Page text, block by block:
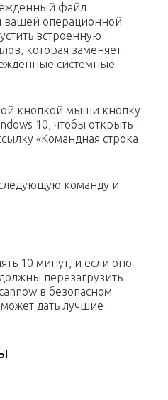
файл
вашей операционной
встроенную
которая заменяет
системные
кнопкой мыши кнопку
10, чтобы открыть
«Командная строка
команду и
10 минут, и если оно
перезагрузить
в безопасном
дать лучшие